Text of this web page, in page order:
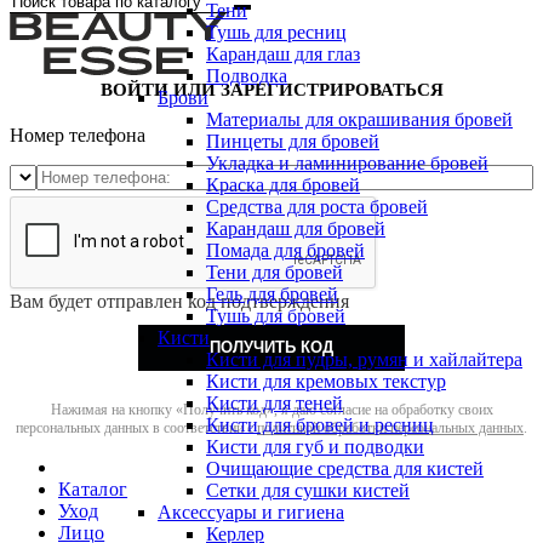
Тени
Тушь для ресниц
Карандаш для глаз
Подводка
Брови
Материалы для окрашивания бровей
Пинцеты для бровей
Укладка и ламинирование бровей
Краска для бровей
Средства для роста бровей
Карандаш для бровей
Помада для бровей
Тени для бровей
Гель для бровей
Тушь для бровей
Кисти
Кисти для пудры, румян и хайлайтера
Кисти для кремовых текстур
Кисти для теней
Кисти для бровей и ресниц
Кисти для губ и подводки
Очищающие средства для кистей
Сетки для сушки кистей
Аксессуары и гигиена
Керлер
ВОЙТИ ИЛИ ЗАРЕГИСТРИРОВАТЬСЯ
Номер телефона
Вам будет отправлен код подтверждения
ПОЛУЧИТЬ КОД
Нажимая на кнопку «Получить код», я даю согласие на обработку своих
персональных данных в соответствии сполитикой обработки персональных данных.
Каталог
Уход
Лицо